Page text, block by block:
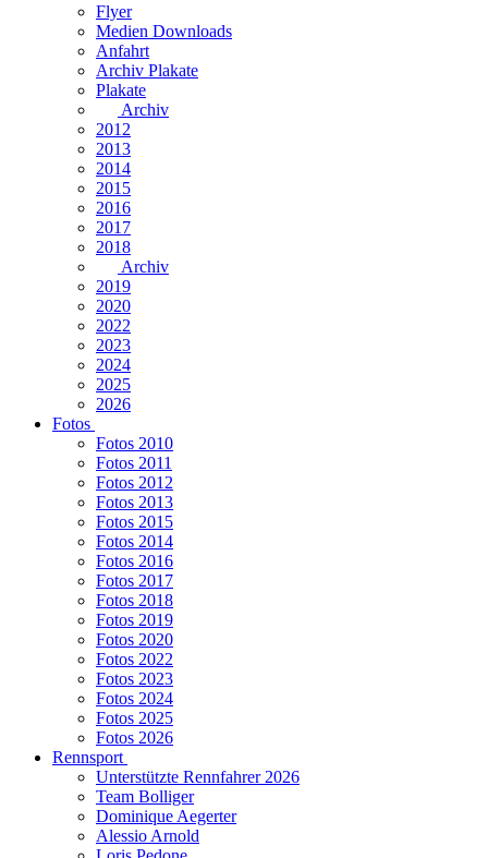
Flyer
Medien Downloads
Anfahrt
Archiv Plakate
Plakate
Archiv
2012
2013
2014
2015
2016
2017
2018
Archiv
2019
2020
2022
2023
2024
2025
2026
Fotos
Fotos 2010
Fotos 2011
Fotos 2012
Fotos 2013
Fotos 2015
Fotos 2014
Fotos 2016
Fotos 2017
Fotos 2018
Fotos 2019
Fotos 2020
Fotos 2022
Fotos 2023
Fotos 2024
Fotos 2025
Fotos 2026
Rennsport
Unterstützte Rennfahrer 2026
Team Bolliger
Dominique Aegerter
Alessio Arnold